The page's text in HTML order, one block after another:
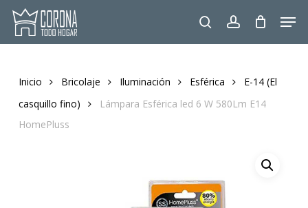
Skip
main
searchaccount
Inicio Bricolaje Iluminación Esférica
E-14 (El
casquillo fino)
Lámpara Esférica led 6 W 580Lm E14
HomePluss